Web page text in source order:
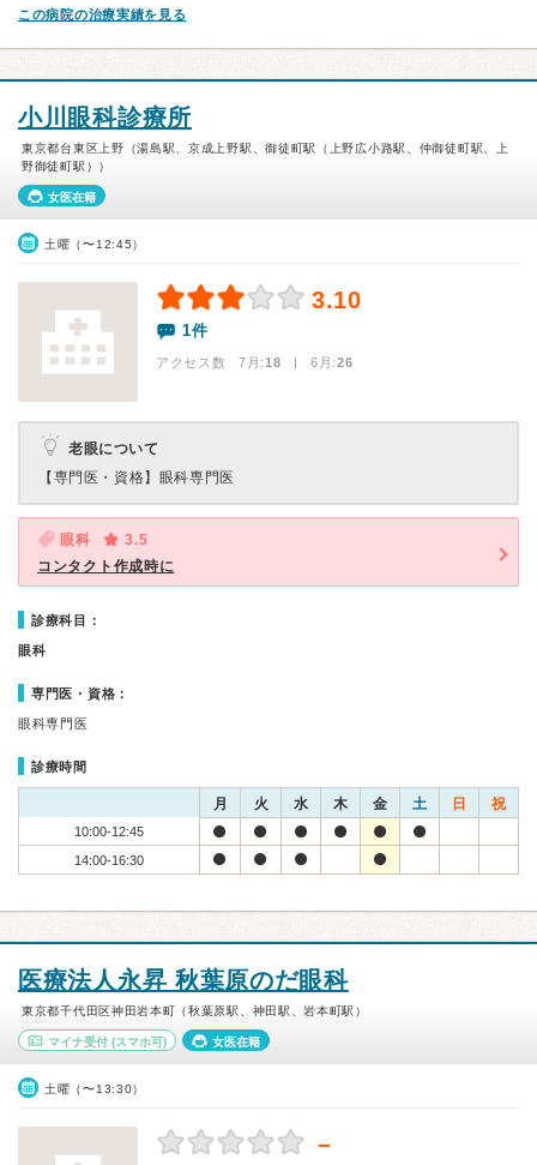
この病院の治療実績を見る
小川眼科診療所
東京都台東区上野（湯島駅、京成上野駅、御徒町駅（上野広小路駅、仲御徒町駅、上
野御徒町駅））
女医在籍
土曜（〜12:45）
3.10
1件
アクセス数 7月:18 | 6月:26
老眼について
【専門医・資格】 眼科専門医
眼科
3.5
コンタクト作成時に
診療科目：
眼科
専門医・資格：
眼科専門医
診療時間
月 火 水 木 金 土 日 祝
10:00-12:45
14:00-16:30
医療法人永昇 秋葉原のだ眼科
東京都千代田区神田岩本町（秋葉原駅、神田駅、岩本町駅）
マイナ受付 (スマホ可) 女医在籍
土曜（〜13:30）
－